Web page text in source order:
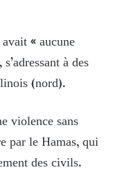
« aucune
à des
(nord).
violence sans
par le Hamas, qui
des civils.